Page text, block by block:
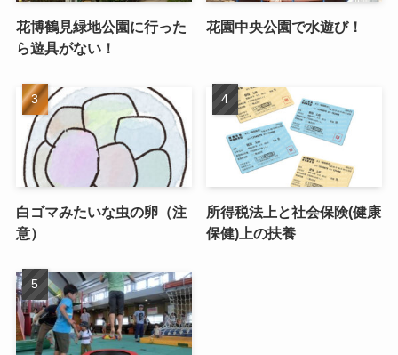
花博鶴見緑地公園に行った
ら遊具がない！
花園中央公園で水遊び！
白ゴマみたいな虫の卵（注
意）
所得税法上と社会保険(健康
保健)上の扶養